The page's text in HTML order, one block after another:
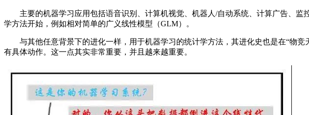
主要的机器学习应用包括语音识别、计算机视觉、机器人/自动系统、计算广告、监
学方法开始，例如相对简单的广义线性模型（GLM）。
与其他任意背景下的进化一样，用于机器学习的统计学方法，其进化史也是在“物竞
有具体动作。这一点其实非常重要，并且越来越重要。